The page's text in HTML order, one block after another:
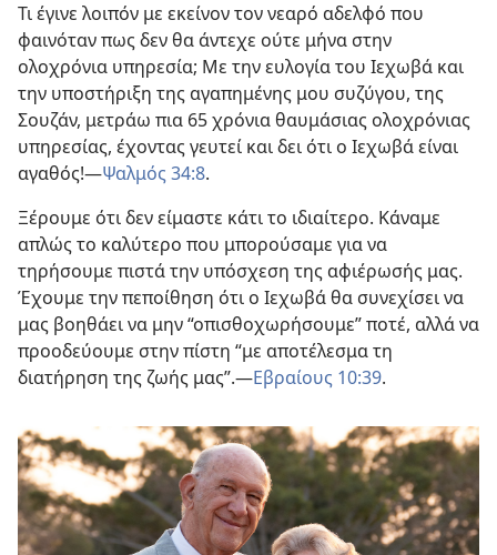
Τι έγινε λοιπόν με εκείνον τον νεαρό αδελφό που
φαινόταν πως δεν θα άντεχε ούτε μήνα στην
ολοχρόνια υπηρεσία; Με την ευλογία του Ιεχωβά και
την υποστήριξη της αγαπημένης μου συζύγου, της
Σουζάν, μετράω πια 65 χρόνια θαυμάσιας ολοχρόνιας
υπηρεσίας, έχοντας γευτεί και δει ότι ο Ιεχωβά είναι
αγαθός!—Ψαλμός 34:8.
Ξέρουμε ότι δεν είμαστε κάτι το ιδιαίτερο. Κάναμε
απλώς το καλύτερο που μπορούσαμε για να
τηρήσουμε πιστά την υπόσχεση της αφιέρωσής μας.
Έχουμε την πεποίθηση ότι ο Ιεχωβά θα συνεχίσει να
μας βοηθάει να μην “οπισθοχωρήσουμε” ποτέ, αλλά να
προοδεύουμε στην πίστη “με αποτέλεσμα τη
διατήρηση της ζωής μας”.—Εβραίους 10:39.